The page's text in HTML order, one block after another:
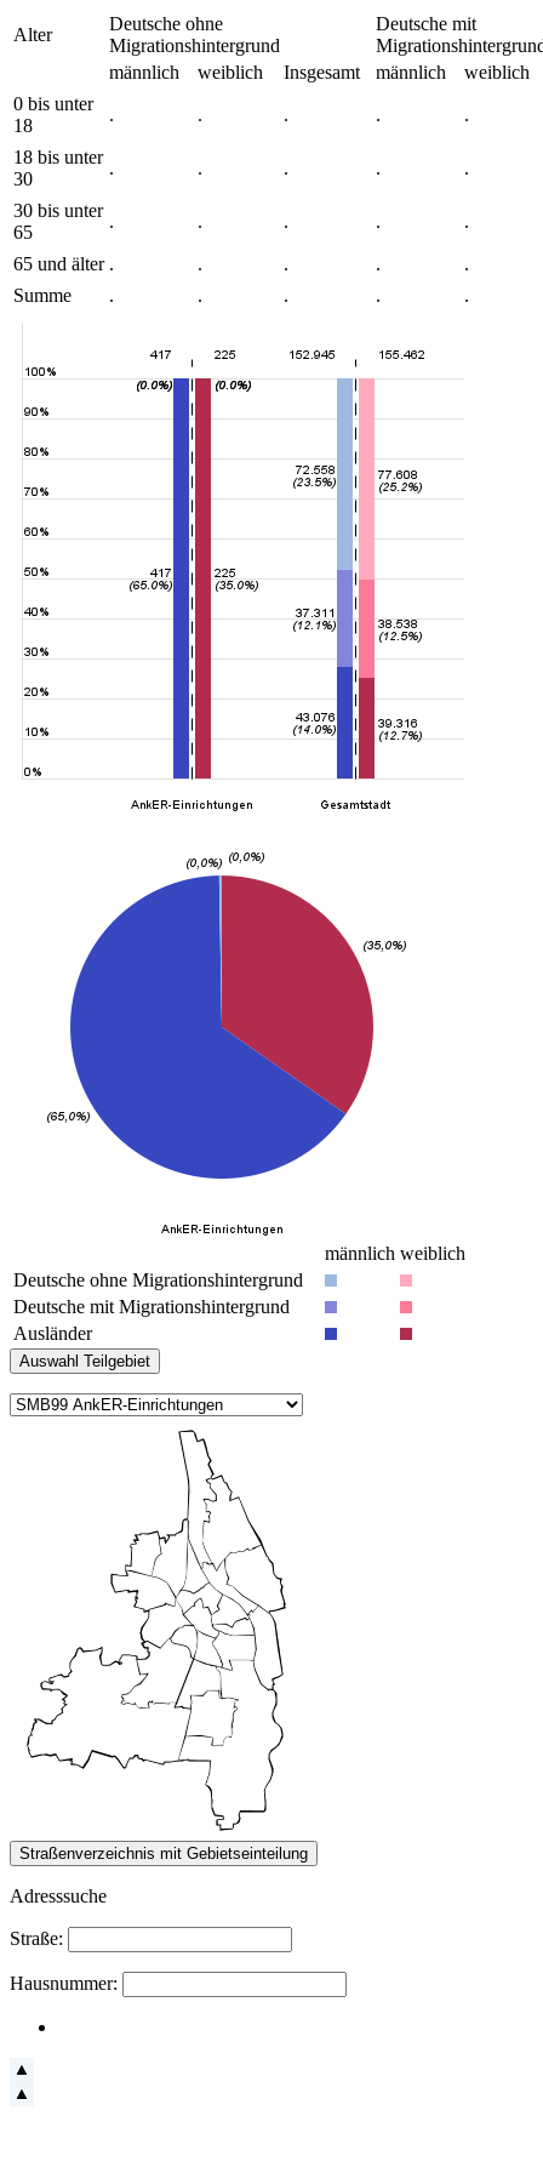
Alter
Deutsche ohne
Migrationshintergrund
Deutsche mit
männlich
weiblich Insgesamt männlich
weiblich
0 bis unter
18
. . . . .
18 bis unter
30
. . . . .
30 bis unter
65
. . . . .
65 und älter . . . .
.
Summe
. . . . .
männlich weiblich
Deutsche ohne Migrationshintergrund
Deutsche mit Migrationshintergrund
Ausländer
Adresssuche
Straße:
Hausnummer: